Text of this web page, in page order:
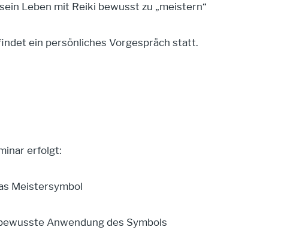
Leben mit Reiki bewusst zu „meistern“
ein persönliches Vorgespräch statt.
erfolgt:
Meistersymbol
Anwendung des Symbols